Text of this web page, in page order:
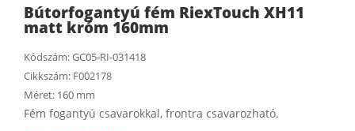
Bútorfogantyú fém RiexTouch XH11
matt króm 160mm
Kódszám:GC05-RI-031418
Cikkszám: F002178
Méret: 160 mm
Fém fogantyú csavarokkal, frontra csavarozható.